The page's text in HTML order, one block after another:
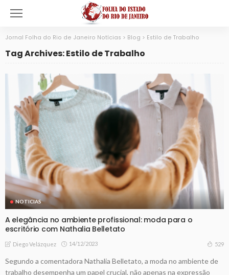
Jornal Folha do Rio de Janeiro Notícias > Blog > Estilo de Trabalho
Tag Archives: Estilo de Trabalho
NOTICIAS
A elegância no ambiente profissional: moda para o
escritório com Nathalia Belletato
Diego Velázquez 14/12/2023 529
Segundo a comentadora Nathalia Belletato, a moda no ambiente de
trabalho desempenha um papel crucial, não apenas na expressão